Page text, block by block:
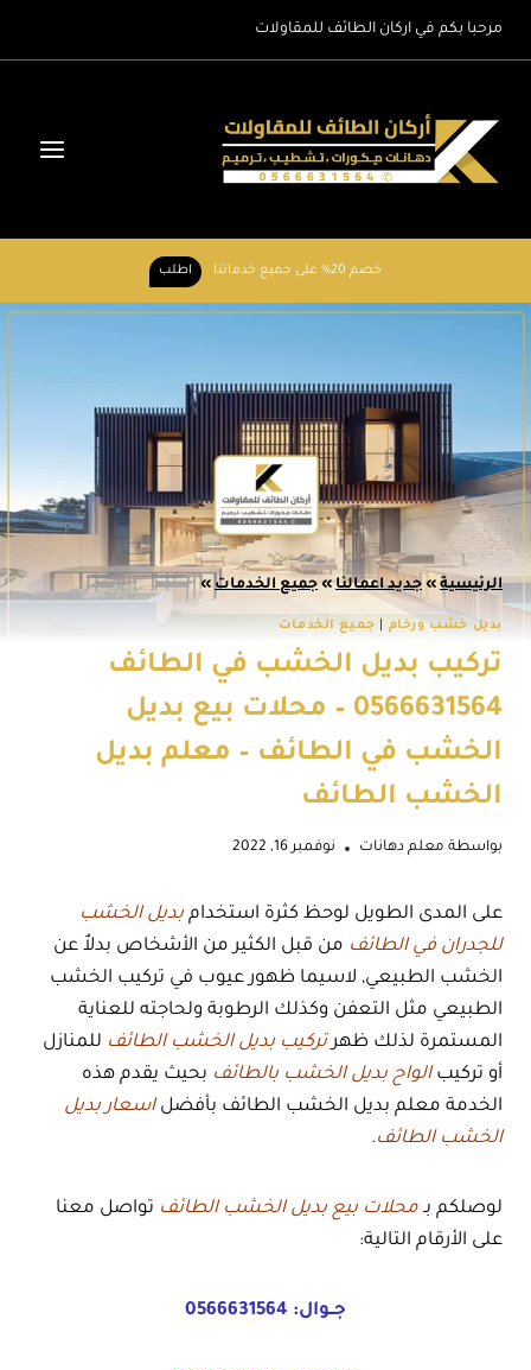
مرحبا بكم في اركان الطائف للمقاولات
خصم 20% على جميع خدماتنا اطلب
الرئيسية » جديد اعمالنا» جميع الخدمات »
بديل خشب ورخام جميع الخدمات
تركيب بديل الخشب في الطائف
0566631564 – محلات بيع بديل
الخشب في الطائف – معلم بديل
الخشب الطائف
بواسطة معلم دهانات نوفمبر 16, 2022
على المدى الطويل لوحظ كثرة استخدام بديل الخشب
للجدران في الطائف من قبل الكثير من الأشخاص بدلاٌ عن
الخشب الطبيعي, لاسيما ظهور عيوب في تركيب الخشب
الطبيعي مثل التعفن وكذلك الرطوبة ولحاجته للعناية
المستمرة لذلك ظهرتركيب بديل الخشب الطائف للمنازل
أو تركيبالواح بديل الخشب بالطائف بحيث يقدم هذه
الخدمة معلم بديل الخشب الطائف بأفضلاسعار بديل
الخشب الطائف.
لوصلكم بـمحلات بيع بديل الخشب الطائف تواصل معنا
على الأرقام التالية:
جــوال: 0566631564